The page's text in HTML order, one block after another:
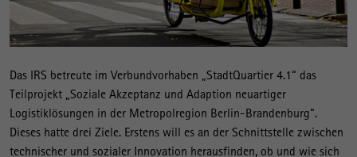
Das IRS betreute im Verbundvorhaben „StadtQuartier 4.1“ das
Teilprojekt „Soziale Akzeptanz und Adaption neuartiger
Logistiklösungen in der Metropolregion Berlin-Brandenburg“.
Dieses hatte drei Ziele. Erstens will es an der Schnittstelle zwischen
technischer und sozialer Innovation herausfinden, ob und wie sich